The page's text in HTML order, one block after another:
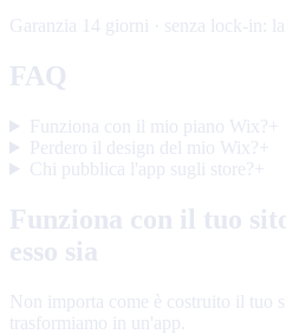
Garanzia 14 giorni · senza lock-in:
FAQ
Funziona con il mio piano Wix? +
Perdero il design del mio Wix? +
Chi pubblica l'app sugli store? +
Funziona con il tuo
esso sia
Non importa come è costruito il tuo
trasformiamo in un'app.